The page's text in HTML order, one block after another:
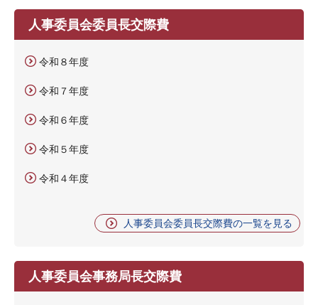
人事委員会委員長交際費
令和８年度
令和７年度
令和６年度
令和５年度
令和４年度
人事委員会委員長交際費の一覧を見る
人事委員会事務局長交際費